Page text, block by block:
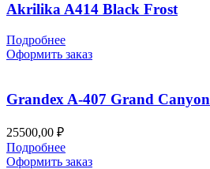
Akrilika A414 Black Frost
Подробнее
Оформить заказ
Grandex A-407 Grand Canyon
25500,00 ₽
Подробнее
Оформить заказ